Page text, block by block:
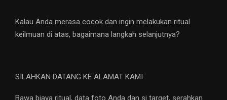
Kalau Anda merasa cocok dan ingin melakukan ritual
keilmuan di atas, bagaimana langkah selanjutnya?
SILAHKAN DATANG KE ALAMAT KAMI
Bawa biaya ritual, data foto Anda dan si target, serahkan